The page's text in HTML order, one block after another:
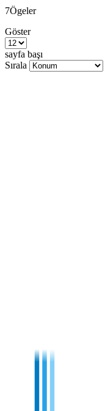
7Ögeler
Göster
sayfa başı
Sırala